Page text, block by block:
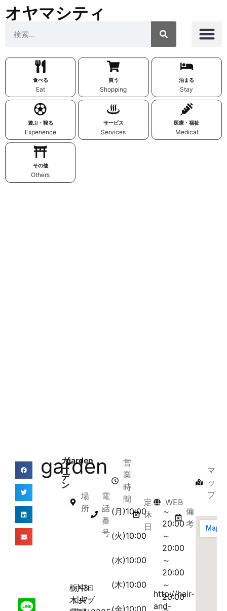
オヤマシティ
食べる
Eat
買う
Shopping
泊まる
Stay
遊ぶ・観る
Experience
サービス
Services
医療・福祉
Medical
その他
Others
garden
ガ
ー
デ
ン
garden
場
所
栃
木
小
山
中
央
3-
7-
ロ
ブ
電
話
番
号
営
業
時
間
(月)10:00
～
20:00
(火)10:00
～
20:00
(水)10:00
～
20:00
(木)10:00
～
20:00
(金)10:00
～
定
休
日
WEB
http://hair-
and-
備
考
マ
ッ
プ